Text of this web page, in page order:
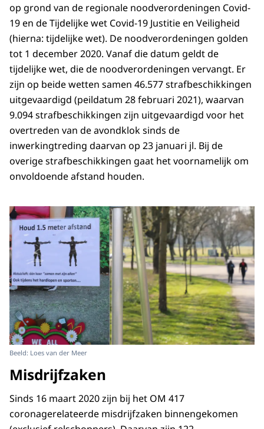
op grond van de regionale noodverordeningen Covid-
19 en de Tijdelijke wet Covid-19 Justitie en Veiligheid
(hierna: tijdelijke wet). De noodverordeningen golden
tot 1 december 2020. Vanaf die datum geldt de
tijdelijke wet, die de noodverordeningen vervangt. Er
zijn op beide wetten samen 46.577 strafbeschikkingen
uitgevaardigd (peildatum 28 februari 2021), waarvan
9.094 strafbeschikkingen zijn uitgevaardigd voor het
overtreden van de avondklok sinds de
inwerkingtreding daarvan op 23 januari jl. Bij de
overige strafbeschikkingen gaat het voornamelijk om
onvoldoende afstand houden.
Beeld: Loes van der Meer
Misdrijfzaken
Sinds 16 maart 2020 zijn bij het OM 417
coronagerelateerde misdrijfzaken binnengekomen